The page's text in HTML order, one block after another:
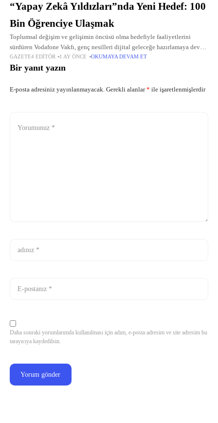
“Yapay Zekâ Yıldızları”nda Yeni Hedef: 100
Bin Öğrenciye Ulaşmak
Toplumsal değişim ve gelişimin öncüsü olma hedefiyle faaliyetlerini
sürdüren Vodafone Vakfı, genç nesilleri dijital geleceğe hazırlamaya devam
ediyor.
GAZETE4 EDITÖR 1 AY ÖNCE OKUMAYA DEVAM ET
Bir yanıt yazın
E-posta adresiniz yayınlanmayacak. Gerekli alanlar* ile işaretlenmişlerdir
Daha sonraki yorumlarımda kullanılması için adım, e-posta adresim ve site adresim bu
tarayıcıya kaydedilsin.